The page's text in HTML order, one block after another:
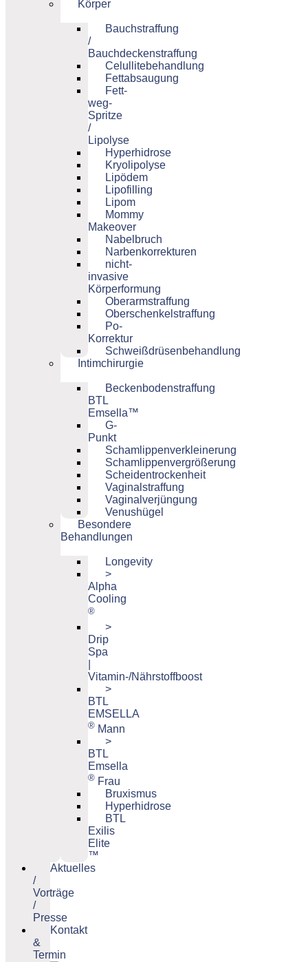
Körper
Bauchstraffung
/
Bauchdeckenstraffung
Celullitebehandlung
Fettabsaugung
Fett-
weg-
Spritze
/
Lipolyse
Hyperhidrose
Kryolipolyse
Lipödem
Lipofilling
Lipom
Mommy
Makeover
Nabelbruch
Narbenkorrekturen
nicht-
invasive
Körperformung
Oberarmstraffung
Oberschenkelstraffung
Po-
Korrektur
Schweißdrüsenbehandlung
Intimchirurgie
Beckenbodenstraffung
BTL
Emsella™
G-
Punkt
Schamlippenverkleinerung
Schamlippenvergrößerung
Scheidentrockenheit
Vaginalstraffung
Vaginalverjüngung
Venushügel
Besondere
Behandlungen
Longevity
>
Alpha
Cooling
®
>
Drip
Spa
Vitamin-/Nährstoffboost
>
BTL
EMSELLA
® Mann
>
BTL
Emsella
® Frau
Bruxismus
Hyperhidrose
BTL
Exilis
Elite
™
Aktuelles
/
Vorträge
/
Presse
Kontakt
&
Termin